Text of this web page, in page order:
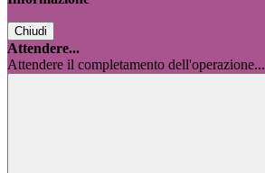
Chiudi
Attendere...
Attendere il completamento dell'operazione...